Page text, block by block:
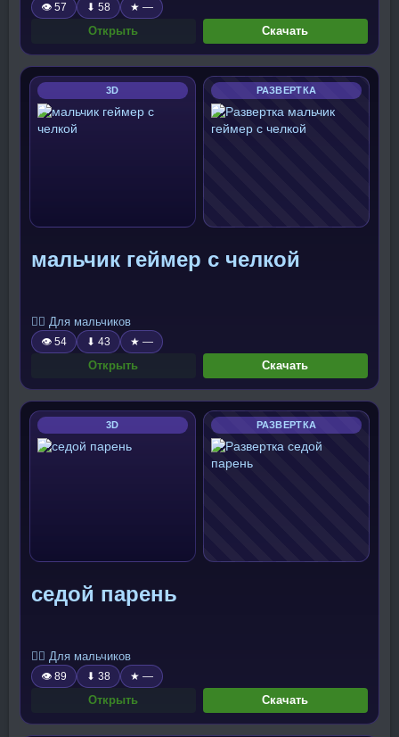
👁 57 ⬇ 58 ★ —
Открыть Скачать
3D РАЗВЕРТКА
мальчик геймер с челкой
🧍‍♂️ Для мальчиков
👁 54 ⬇ 43 ★ —
Открыть Скачать
3D РАЗВЕРТКА
седой парень
🧍‍♂️ Для мальчиков
👁 89 ⬇ 38 ★ —
Открыть Скачать